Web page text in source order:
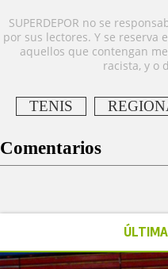
SUPERDEPOR no se
por sus lectores. Y se
aquellos que contengan
racista, y o
TENIS
Comentarios